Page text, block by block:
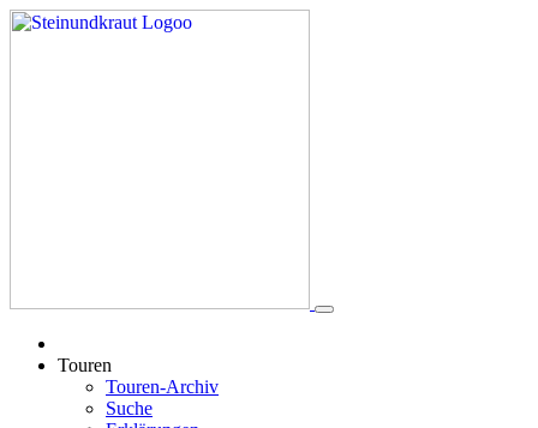
Touren
Touren-Archiv
Suche